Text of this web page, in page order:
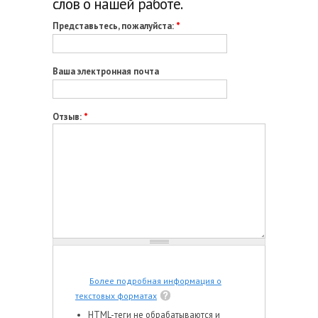
слов о нашей работе.
Представьтесь, пожалуйста: *
Ваша электронная почта
Отзыв: *
Более подробная информация о
текстовых форматах
HTML-теги не обрабатываются и